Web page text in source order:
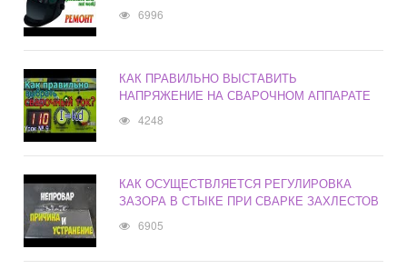
6996
КАК ПРАВИЛЬНО ВЫСТАВИТЬ
НАПРЯЖЕНИЕ НА СВАРОЧНОМ АППАРАТЕ
4248
КАК ОСУЩЕСТВЛЯЕТСЯ РЕГУЛИРОВКА
ЗАЗОРА В СТЫКЕ ПРИ СВАРКЕ ЗАХЛЕСТОВ
6905